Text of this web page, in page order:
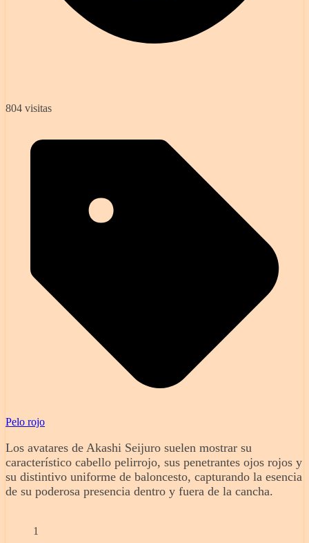
804 visitas
Pelo rojo
Los avatares de Akashi Seijuro suelen mostrar su
característico cabello pelirrojo, sus penetrantes ojos rojos y
su distintivo uniforme de baloncesto, capturando la esencia
de su poderosa presencia dentro y fuera de la cancha.
1